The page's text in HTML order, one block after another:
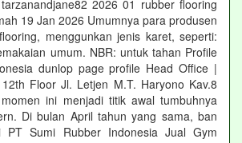
2026 01 rubber flooring
19 Jan 2026 Umumnya para produsen
menggunkan jenis karet, seperti:
umum. NBR: untuk tahan Profile
dunlop page profile Head Office |
Floor Jl. Letjen M.T. Haryono Kav.8
ini menjadi titik awal tumbuhnya
Di bulan April tahun yang sama, ban
PT Sumi Rubber Indonesia Jual Gym